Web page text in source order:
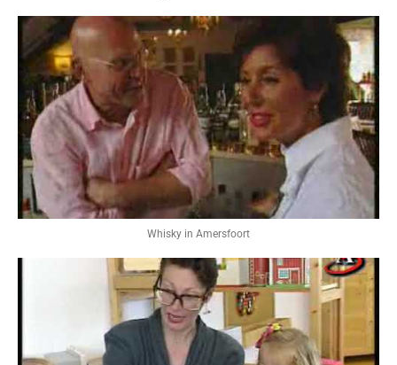
Whisky in Amersfoort